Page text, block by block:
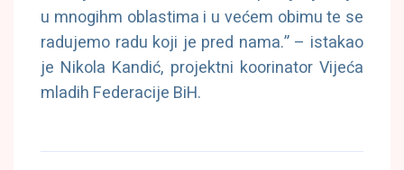
u mnogihm oblastima i u većem obimu te se
radujemo radu koji je pred nama.” – istakao
je Nikola Kandić, projektni koorinator Vijeća
mladih Federacije BiH.